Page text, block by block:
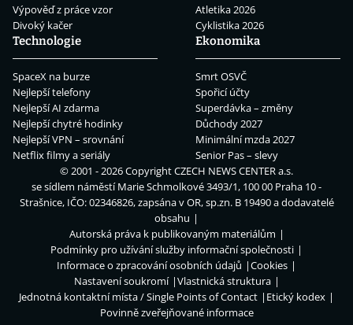
Výpověď z práce vzor
Divoký kačer
Atletika 2026
Cyklistika 2026
Technologie
SpaceX na burze
Nejlepší telefony
Nejlepší AI zdarma
Nejlepší chytré hodinky
Nejlepší VPN – srovnání
Netflix filmy a seriály
Ekonomika
Smrt OSVČ
Spořicí účty
Superdávka – změny
Důchody 2027
Minimální mzda 2027
Senior Pas – slevy
© 2001 - 2026 CopyrightCZECH NEWS CENTER a.s.
se sídlem náměstí Marie Schmolkové 3493/1, 100 00 Praha 10 -
Strašnice, IČO: 02346826, zapsána v OR, sp.zn. B 19490 a dodavatelé
obsahu
Autorská práva k publikovaným materiálům
Podmínky pro užívání služby informační společnosti
Informace o zpracování osobních údajů
Cookies
Nastavení soukromí
Vlastnická struktura
Jednotná kontaktní místa / Single Points of Contact
Etický kodex
Povinně zveřejňované informace